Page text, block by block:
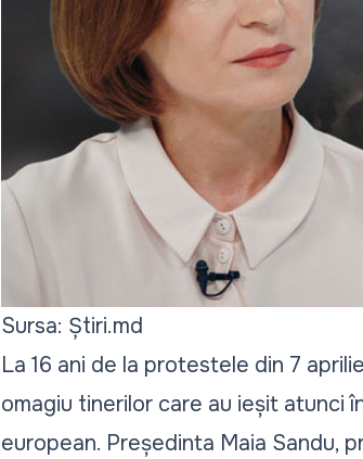
Sursa: Știri.md
La 16 ani de la protestele din 7
omagiu tinerilor care au ieșit atunci
european. Președinta Maia Sandu,